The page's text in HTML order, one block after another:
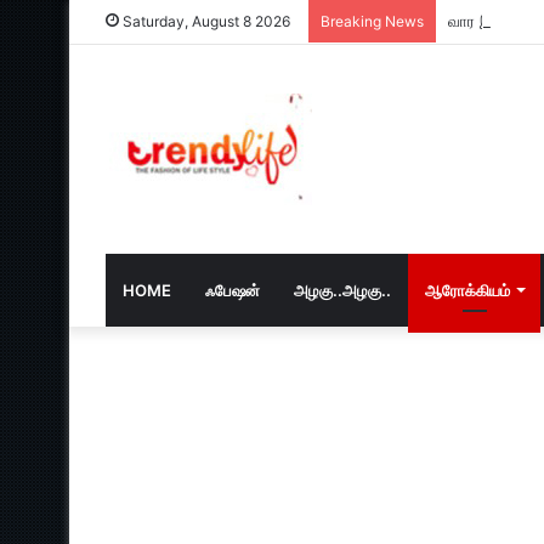
Saturday, August 8 2026 Breaking News வார
HOME ஃபேஷன் அழகு..அழகு.. ஆரோக்கியம்